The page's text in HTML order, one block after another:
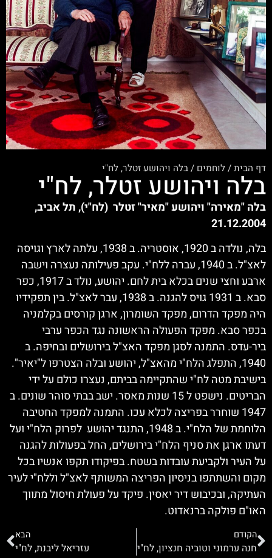
דף הבית/לוחמים /בלה ויהושע זטלר, לח"י
בלה ויהושע זטלר, לח"י
בלה "מאירה" ויהושע "מאיר" זטלר (לח"י), תל אביב,
21.12.2004
בלה, נולדה ב 1920, אוסטריה. ב 1938, עלתה לארץ וגויסה
לאצ"ל. ב 1940, עברה ללח"י. עקב פעילותה נעצרה וישבה
ארבע וחצי שנים בכלא בית לחם. יהושע, נולד ב 1917, כפר
סבא. ב 1931 גויס להגנה. ב 1938, עבר לאצ"ל. בין תפקידיו
היה מפקד הדרום, מפקד השומרון, ארגן קורסים בקלמניה
בכפר סבא. מפקד הפעולה הראשונה נגד הכפר ערבי
ביר-עדס. התמנה לסגן מפקד האצ"ל בירושלים ובחיפה. ב
1940, התפלג הלח"י מהאצ"ל, יהושע ובלה הצטרפו ל"יאיר".
בישיבת מטה לח"י שהתקיימה בביתם, נעצרו כולם על ידי
הבריטים. נישפט ל 15 שנות מאסר. ישב בבתי סוהר שונים. ב
1947 שוחרר בפריצה לכלא עכו. התמנה למפקד החטיבה
הלוחמת של הלח"י. ב 1948, התנגד יהושע לפרוק הלח"י ועל
דעתו ארגן את סניף הלח"י בירושלים, החל בפעולות להגנה
על העיר ולקביעת עובדות בשטח. בפיקודו תקפו אנשיו בכל
מקום והשתתפו בניסיון הפריצה המשותף לאצ"ל וללח"י לעיר
העתיקה, ובכיבוש דיר יאסין. פיקד על פעולת חיסול מתווך
האו"ם פולקה ברנאדוט.
הקודם
חנה ערמוני וטוביה חנציון, לח"י
הבא
עזריאל ליבנת, לח"י